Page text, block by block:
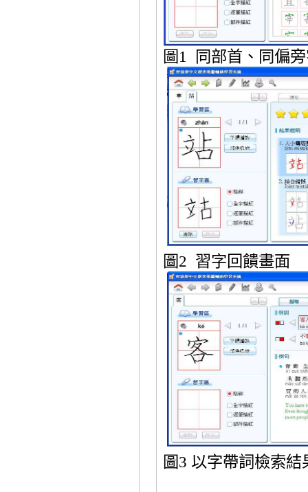
圖1 同部首、同偏
圖2 習字回饋畫面
圖3 以字帶詞檢索結